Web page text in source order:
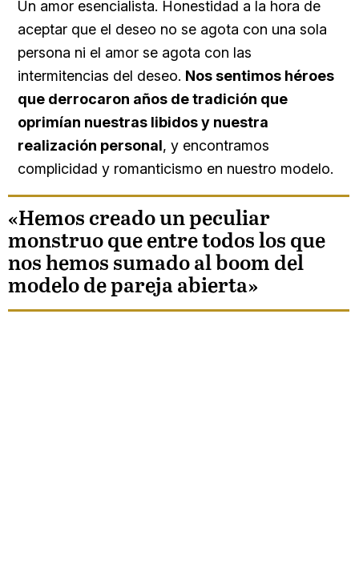
Un amor esencialista. Honestidad a la hora de
aceptar que el deseo no se agota con una sola
persona ni el amor se agota con las
intermitencias del deseo. Nos sentimos héroes
que derrocaron años de tradición que
oprimían nuestras libidos y nuestra
realización personal, y encontramos
complicidad y romanticismo en nuestro modelo.
«Hemos creado un peculiar
monstruo que entre todos los que
nos hemos sumado al boom del
modelo de pareja abierta»